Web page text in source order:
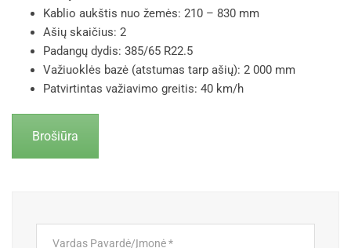
Kablio aukštis nuo žemės: 210 – 830 mm
Ašių skaičius: 2
Padangų dydis: 385/65 R22.5
Važiuoklės bazė (atstumas tarp ašių): 2 000 mm
Patvirtintas važiavimo greitis: 40 km/h
Brošiūra